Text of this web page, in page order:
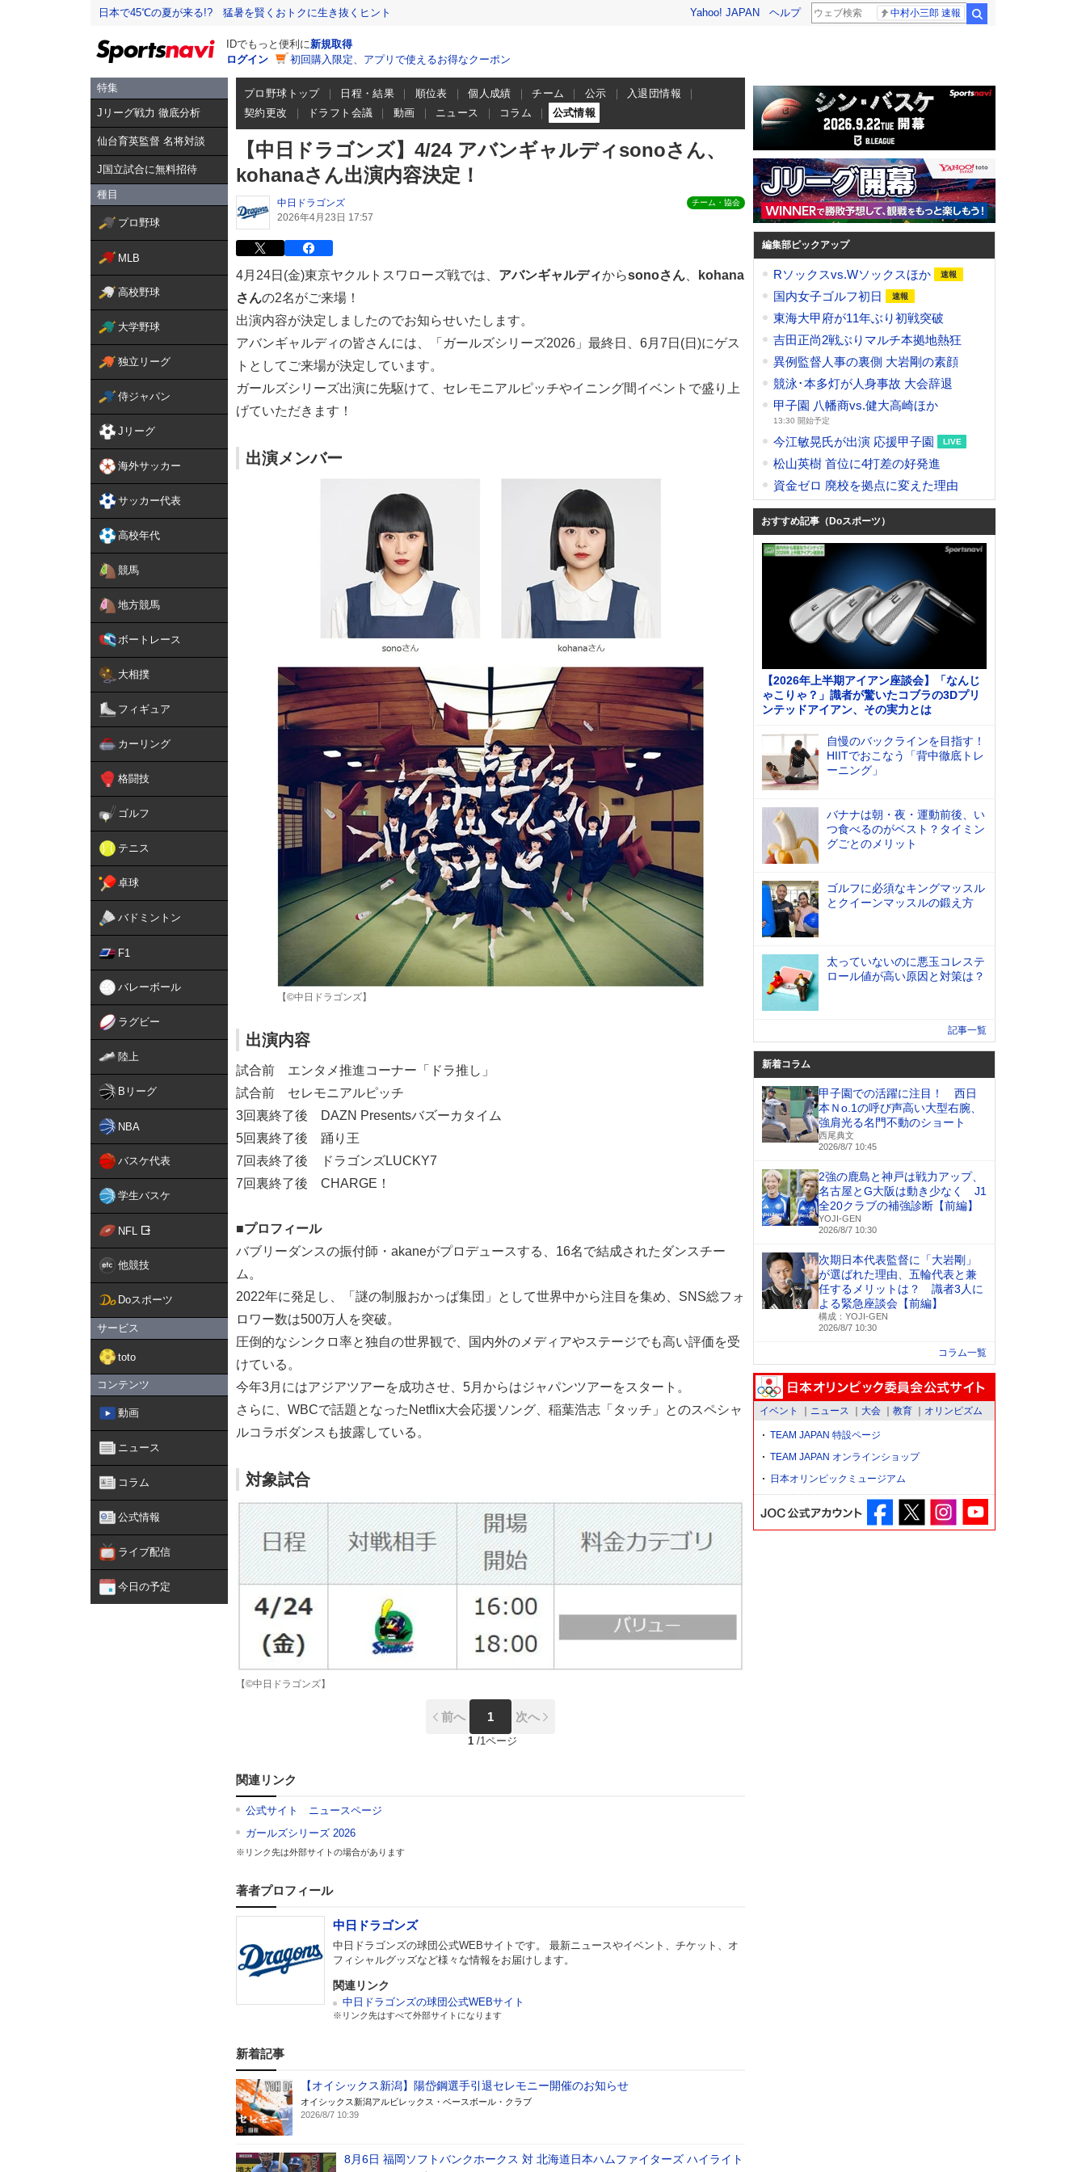
日本で45℃の夏が来る!? 猛暑を賢くおトクに生き抜くヒント Yahoo! JAPAN ヘルプ 中村小三郎 速報
IDでもっと便利に新規取得
ログイン
初回購入限定、アプリで使えるお得なクーポン
特集
Jリーグ戦力 徹底分析
仙台育英監督 名将対談
J国立試合に無料招待
種目
プロ野球
MLB
高校野球
大学野球
独立リーグ
侍ジャパン
Jリーグ
海外サッカー
サッカー代表
高校年代
競馬
地方競馬
ボートレース
大相撲
フィギュア
カーリング
格闘技
ゴルフ
テニス
卓球
バドミントン
F1
バレーボール
ラグビー
陸上
Bリーグ
NBA
バスケ代表
学生バスケ
NFL
他競技
Doスポーツ
サービス
toto
コンテンツ
動画
ニュース
コラム
公式情報
ライブ配信
今日の予定
プロ野球トップ 日程・結果 順位表 個人成績 チーム 公示
入退団情報
契約更改
ドラフト会議 動画 ニュース コラム 公式情報
【中日ドラゴンズ】4/24 アバンギャルディsonoさん、
kohanaさん出演内容決定！
中日ドラゴンズ
2026年4月23日 17:57
チーム・協会
4月24日(金)東京ヤクルトスワローズ戦では、 アバンギャルディからsonoさん
kohana
さんの2名がご来場！
出演内容が決定しましたのでお知らせいたします。
アバンギャルディの皆さんには、「ガールズシリーズ2026」最終日、6月7日(日)にゲス
トとしてご来場が決定しています。
ガールズシリーズ出演に先駆けて、セレモニアルピッチやイニング間イベントで盛り上
げていただきます！
出演メンバー
【©中日ドラゴンズ】
出演内容
試合前 エンタメ推進コーナー「ドラ推し」
試合前 セレモニアルピッチ
3回裏終了後 DAZN Presentsバズーカタイム
5回裏終了後 踊り王
7回表終了後 ドラゴンズLUCKY7
7回裏終了後 CHARGE！
■プロフィール
バブリーダンスの振付師・akaneがプロデュースする、16名で結成されたダンスチー
ム。
2022年に発足し、「謎の制服おかっぱ集団」として世界中から注目を集め、SNS総フォ
ロワー数は500万人を突破。
圧倒的なシンクロ率と独自の世界観で、国内外のメディアやステージでも高い評価を受
けている。
今年3月にはアジアツアーを成功させ、5月からはジャパンツアーをスタート。
さらに、WBCで話題となったNetflix大会応援ソング、稲葉浩志「タッチ」とのスペシャ
ルコラボダンスも披露している。
対象試合
【©中日ドラゴンズ】
前へ 1 次へ
1 /1ページ
関連リンク
公式サイト ニュースページ
ガールズシリーズ 2026
※リンク先は外部サイトの場合があります
著者プロフィール
中日ドラゴンズ
中日ドラゴンズの球団公式WEBサイトです。 最新ニュースやイベント、チケット、オ
フィシャルグッズなど様々な情報をお届けします。
関連リンク
中日ドラゴンズの球団公式WEBサイト
※リンク先はすべて外部サイトになります
新着記事
【オイシックス新潟】陽岱鋼選手引退セレモニー開催のお知らせ
オイシックス新潟アルビレックス・ベースボール・クラブ
2026/8/7 10:39
8月6日 福岡ソフトバンクホークス 対 北海道日本ハムファイターズ ハイライト
編集部ピックアップ
Rソックスvs.Wソックスほか
国内女子ゴルフ初日
東海大甲府が11年ぶり初戦突破
吉田正尚2戦ぶりマルチ本拠地熱狂
異例監督人事の裏側 大岩剛の素顔
競泳･本多灯が人身事故 大会辞退
甲子園 八幡商vs.健大高崎ほか
13:30 開始予定
今江敏晃氏が出演 応援甲子園
松山英樹 首位に4打差の好発進
資金ゼロ 廃校を拠点に変えた理由
おすすめ記事（Doスポーツ）
【2026年上半期アイアン座談会】「なんじ
ゃこりゃ？」識者が驚いたコブラの3Dプリ
ンテッドアイアン、その実力とは
自慢のバックラインを目指す！
HIITでおこなう「背中徹底トレ
ーニング」
バナナは朝・夜・運動前後、い
つ食べるのがベスト？タイミン
グごとのメリット
ゴルフに必須なキングマッスル
とクイーンマッスルの鍛え方
太っていないのに悪玉コレステ
ロール値が高い原因と対策は？
記事一覧
新着コラム
甲子園での活躍に注目！ 西日
本Ｎo.1の呼び声高い大型右腕、
強肩光る名門不動のショート
西尾典文
2026/8/7 10:45
2強の鹿島と神戸は戦力アップ、
名古屋とG大阪は動き少なく J1
全20クラブの補強診断【前編】
YOJI-GEN
2026/8/7 10:30
次期日本代表監督に「大岩剛」
が選ばれた理由、五輪代表と兼
任するメリットは？ 識者3人に
よる緊急座談会【前編】
構成：YOJI-GEN
2026/8/7 10:30
コラム一覧
イベント ニュース 大会 教育 オリンピズム
TEAM JAPAN 特設ページ
TEAM JAPAN オンラインショップ
日本オリンピックミュージアム